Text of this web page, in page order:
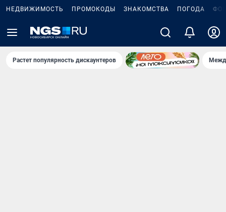
НЕДВИЖИМОСТЬ ПРОМОКОДЫ ЗНАКОМСТВА ПОГОДА
Растет популярность дискаунтеров